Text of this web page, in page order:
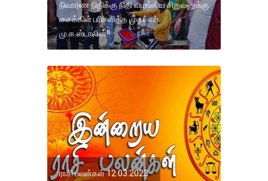
நிவாரண நிதிக்கு நிதி வழங்கிய சிறுவனுக்கு
சைக்கிள் பரிசளித்த முதல்வர்
மு.க.ஸ்டாலின்!!
ராசி பலன்கள் 12.03.2023